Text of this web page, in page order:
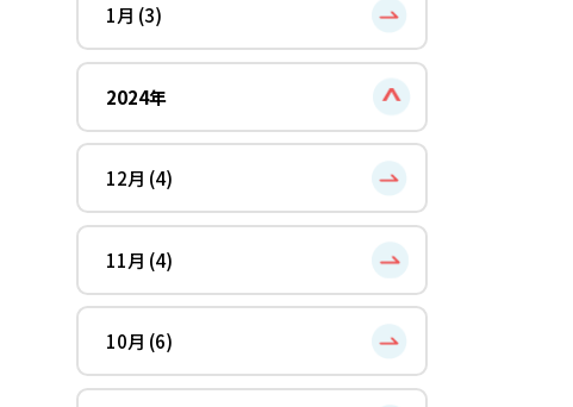
1月 (3)
2024年
12月 (4)
11月 (4)
10月 (6)